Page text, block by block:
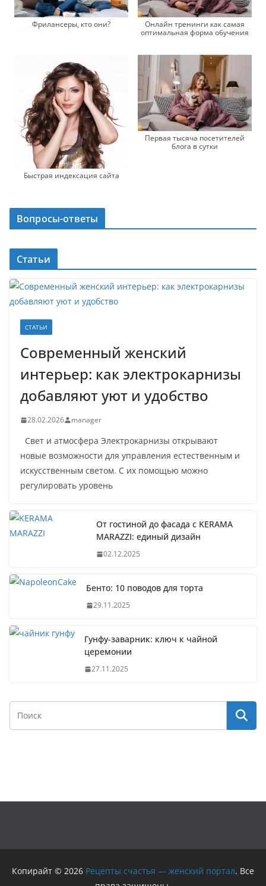
Фрилансеры, кто они?
Онлайн тренинги как самая
оптимальная форма обучения
Быстрая индексация сайта
Первая тысяча посетителей
блога в сутки
Вопросы-ответы
Статьи
СТАТЬИ
Современный женский
интерьер: как электрокарнизы
добавляют уют и удобство
28.02.2026 manager
Свет и атмосфера Электрокарнизы открывают
новые возможности для управления естественным и
искусственным светом. С их помощью можно
регулировать уровень
От гостиной до фасада с KERAMA
MARAZZI: единый дизайн
02.12.2025
Бенто: 10 поводов для торта
29.11.2025
Гунфу-заварник: ключ к чайной
церемонии
27.11.2025
Копирайт © 2026 Рецепты счастья — женский портал. Все